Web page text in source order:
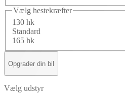
Vælg hestekræfter
130 hk
Standard
165 hk
Opgrader din bil
Vælg udstyr